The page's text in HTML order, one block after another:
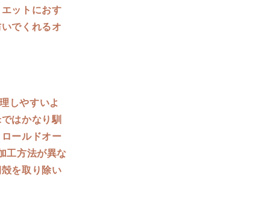
ットにおす
でくれるオ
しやすいよ
はかなり馴
ールドオー
工方法が異な
を取り除い